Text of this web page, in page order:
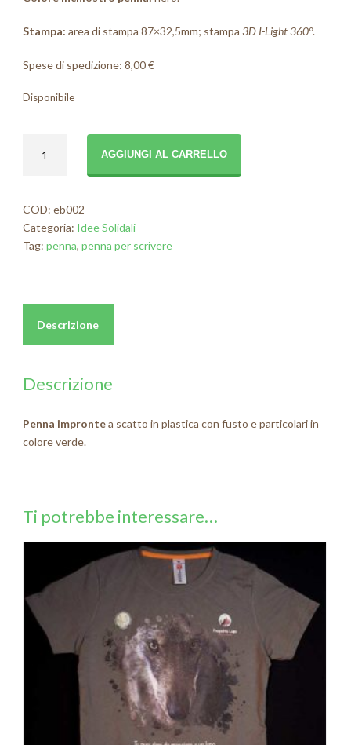
Stampa: area di stampa 87×32,5mm; stampa 3D I-Light 360°.
Spese di spedizione: 8,00 €
Disponibile
Impronte
AGGIUNGI AL CARRELLO
COD: eb002
Categoria: Idee Solidali
Tag: penna, penna per scrivere
Descrizione
Descrizione
Penna improntea scatto in plastica con fusto e particolari in
colore verde.
Ti potrebbe interessare…